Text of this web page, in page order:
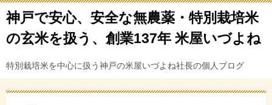
神戸で安心、安全な無農薬・特別栽培米
の玄米を扱う、創業137年 米屋いづよね
特別栽培米を中心に扱う神戸の米屋いづよね社長の個人ブログ